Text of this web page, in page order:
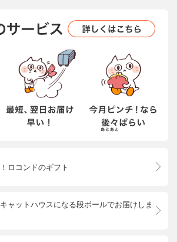
ロコンドのギフト
ャットハウスになる段ボールでお届けしま